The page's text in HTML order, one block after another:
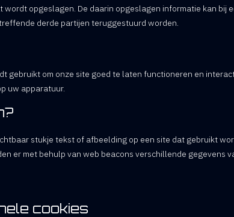
opgeslagen. De daarin opgeslagen informatie kan bij
derde partijen teruggestuurd worden.
gebruikt om onze site goed te laten functioneren en
uw apparatuur.
stukje tekst of afbeelding op een site dat gebruikt
er met behulp van web beacons verschillende gegevens
cookies